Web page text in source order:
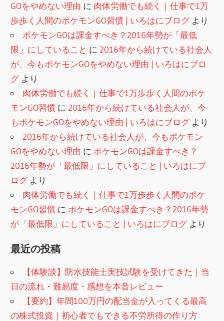
GOをやめない理由 に 肉体労働でも続く｜仕事で1万
歩歩く人間のポケモンGO習慣 | いろはにブログより
ポケモンGOは課金すべき？2016年勢が「最低
限」にしていること に 2016年から続けている社会人
が、今もポケモンGOをやめない理由 | いろはにブロ
グより
肉体労働でも続く｜仕事で1万歩歩く人間のポケ
モンGO習慣 に 2016年から続けている社会人が、今
もポケモンGOをやめない理由 | いろはにブログより
2016年から続けている社会人が、今もポケモン
GOをやめない理由 にポケモンGOは課金すべき？
2016年勢が「最低限」にしていること | いろはにブ
ログより
肉体労働でも続く｜仕事で1万歩歩く人間のポケ
モンGO習慣 にポケモンGOは課金すべき？2016年勢
が「最低限」にしていること | いろはにブログより
最近の投稿
【体験談】防水技能士実技試験を受けてきた｜当
日の流れ・難易度・感想を本音レビュー
【要約】年間100万円の配当金が入ってくる最高
の株式投資｜初心者でもできる不労所得の作り方